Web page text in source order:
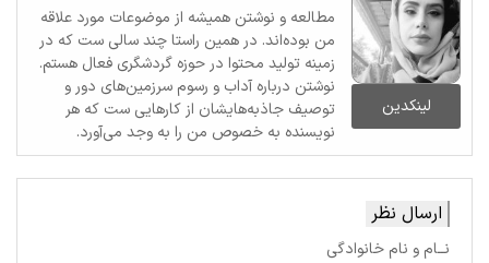
لینکدین
مطالعه و نوشتن همیشه از موضوعات مورد علاقه
من بوده‌اند. در همین راستا چند سالی ست که در
زمینه تولید محتوا در حوزه گردشگری فعال هستم.
نوشتن درباره آداب و رسوم سرزمین‌های دور و
توصیف جاذبه‌هایشان از کارهایی ست که هر
نویسنده به خصوص من را به وجد می‌آورد.
ارسال نظر
نــام و نام خانوادگی